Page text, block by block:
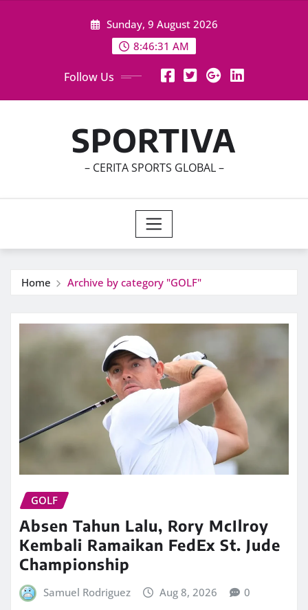
Sunday, 9 August 2026
8:46:33 AM
Follow Us
SPORTIVA
– CERITA SPORTS GLOBAL –
Home Archive by category "GOLF"
GOLF
Absen Tahun Lalu, Rory McIlroy
Kembali Ramaikan FedEx St. Jude
Championship
Samuel Rodriguez Aug 8, 2026 0